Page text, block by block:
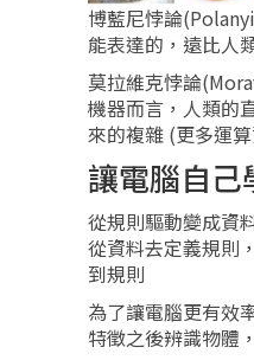
博藍尼悖論
能表達的，遠比人
莫拉維克悖論
機器而言，人類的
來的複雜 (更多運
讓電腦自己
從規則驅動變成資
從資料去定義規則
到規則
為了讓電腦更有效
特徵之後辨識物體